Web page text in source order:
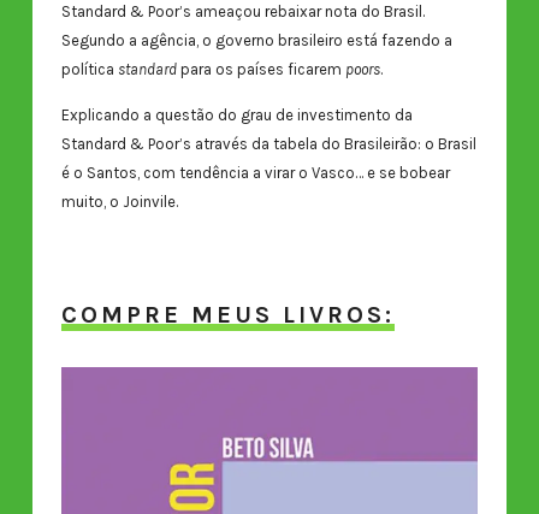
Standard & Poor’s ameaçou rebaixar nota do Brasil.
Segundo a agência, o governo brasileiro está fazendo a
política standardpara os países ficarem poors.
Explicando a questão do grau de investimento da
Standard & Poor’s através da tabela do Brasileirão: o Brasil
é o Santos, com tendência a virar o Vasco… e se bobear
muito, o Joinvile.
COMPRE MEUS LIVROS: